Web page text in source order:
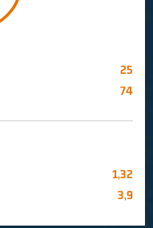
25
74
1,32
3,9